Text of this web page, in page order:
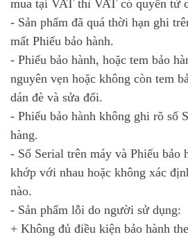
mua tại VAT thì VAT có quyền từ
- Sản phẩm đã quá thời hạn ghi
mất Phiếu bảo hành.
- Phiếu bảo hành, hoặc tem bảo
nguyên vẹn hoặc không còn tem
dán đè và sửa đổi.
- Phiếu bảo hành không ghi rõ số
hàng.
- Số Serial trên máy và Phiếu bảo
khớp với nhau hoặc không xác
nào.
- Sản phẩm lỗi do người sử dụng:
+ Không đủ điều kiện bảo hành